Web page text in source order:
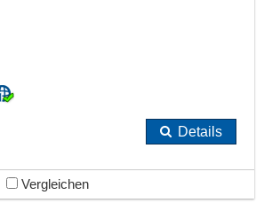
Details
Vergleichen